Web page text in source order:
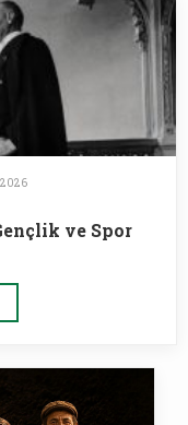
2026
ve Spor